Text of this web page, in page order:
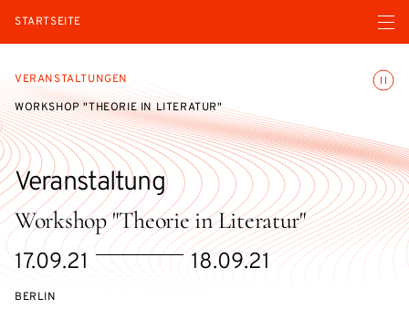
STARTSEITE Menü
VERANSTALTUNGEN
WORKSHOP "THEORIE IN LITERATUR"
Workshop "Theorie in Literatur"
Veranstaltung
eventBeginsOn
17.09.21
eventEndsOn 18.09.21
BERLIN